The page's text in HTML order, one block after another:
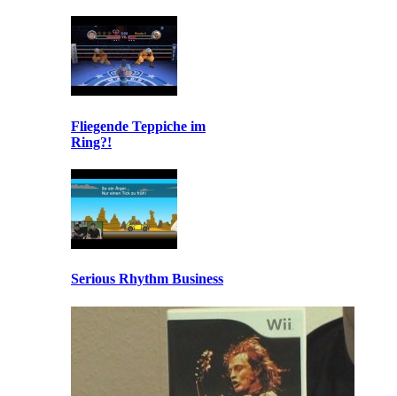
Fliegende Teppiche im
Ring?!
Serious Rhythm Business